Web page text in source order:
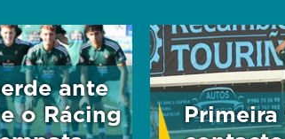
d
s
o
l
u
m
ante
o Rácing